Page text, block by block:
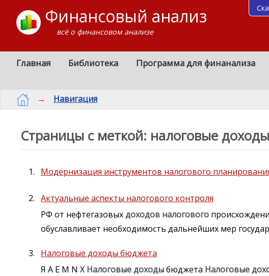
Финансовый анализ
всё о финансовом анализе
Главная Библиотека Программа для финанализа
→ Навигация
Страницы с меткой: налоговые доходы
Модернизация инструментов налогового
Актуальные аспекты налогового контроля
РФ от нефтегазовыхдоходов налогового
обуславливает необходимость дальнейших мер
Налоговые доходы бюджета
Я A E M N X Налоговыедоходыбюджета Налоговые